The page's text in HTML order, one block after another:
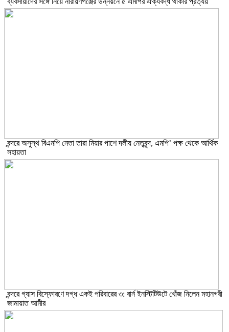
বন্দরে অসুস্থ বিএনপি নেতা তারা মিয়ার পাশে দলীয় নেতৃবৃন্দ, এমপি’ পক্ষ থেকে আর্থিক
সহায়তা
বন্দরে গ্যাস বিস্ফোরণে দগ্ধ একই পরিবারের ৩: বার্ন ইনস্টিটিউটে খোঁজ নিলেন মহানগরী
জামায়াত আমীর